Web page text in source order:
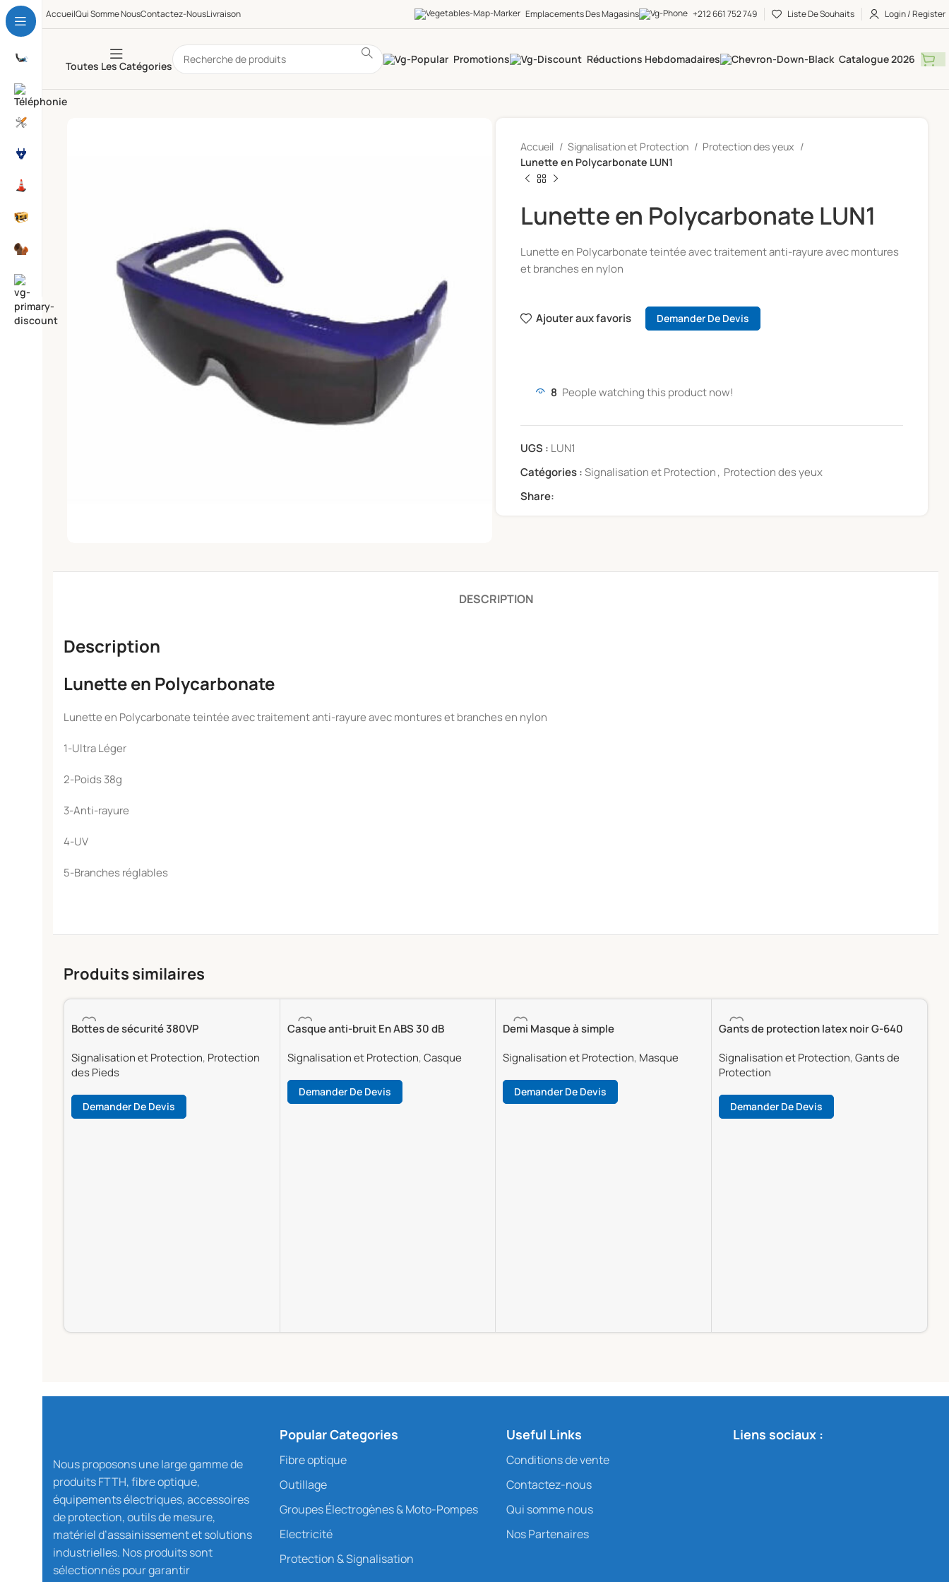
AccueilQui Somme NousContactez-NousLivraison Emplacements Des Magasins +212 661 752 749 Liste De Souhaits Login / Register
Toutes Les Catégories
Promotions Réductions Hebdomadaires Catalogue 2026
Accueil Signalisation et Protection
Protection des yeux
Lunette en Polycarbonate LUN1
Lunette en Polycarbonate LUN1
Lunette en Polycarbonate teintée avec traitement anti-rayure avec montures
et branches en nylon
Ajouter aux favoris Demander De Devis
8 People watching this product now!
UGS : LUN1
Catégories :Signalisation et Protection, Protection des yeux
Share:
DESCRIPTION
Description
Lunette en Polycarbonate
Lunette en Polycarbonate teintée avec traitement anti-rayure avec montures et branches en nylon
1-Ultra Léger
2-Poids 38g
3-Anti-rayure
4-UV
5-Branches réglables
Produits similaires
Bottes de sécurité 380VP
Signalisation et Protection, Protection
des Pieds
Demander De Devis
Casque anti-bruit En ABS 30 dB
Signalisation et Protection,Casque
Demander De Devis
Demi Masque à simple
Signalisation et Protection, Masque
Demander De Devis
Gants de protection latex noir G-640
Signalisation et Protection,Gants de
Protection
Demander De Devis
Nous proposons une large gamme de
produits FTTH, fibre optique,
équipements électriques, accessoires
de protection, outils de mesure,
matériel d’assainissement et solutions
industrielles. Nos produits sont
sélectionnés pour garantir
Popular Categories
Fibre optique
Outillage
Groupes Électrogènes & Moto-Pompes
Electricité
Protection & Signalisation
Useful Links
Conditions de vente
Contactez-nous
Qui somme nous
Nos Partenaires
Liens sociaux :